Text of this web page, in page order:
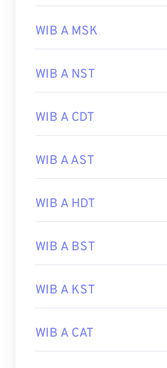
WIB A MSK
WIB A NST
WIB A CDT
WIB A AST
WIB A HDT
WIB A BST
WIB A KST
WIB A CAT